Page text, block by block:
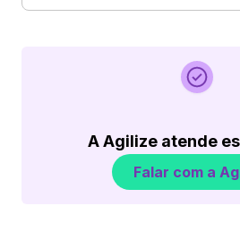
A Agilize atende
Falar com a